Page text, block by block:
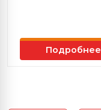
Подробнее